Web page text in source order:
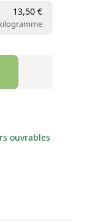
13,50 €
ouvrables